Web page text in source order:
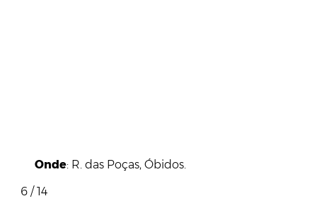
Onde: R. das Poças, Óbidos.
6 / 14